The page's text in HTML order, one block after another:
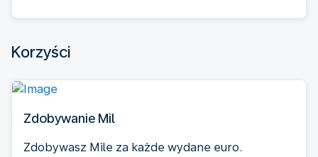
Korzyści
Zdobywanie Mil
Zdobywasz Mile za każde wydane euro.